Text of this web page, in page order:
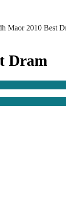
Maor 2010 Best
Dram